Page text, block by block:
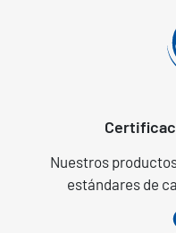
Nuestros
estándares de